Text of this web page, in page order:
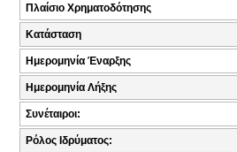
Πλαίσιο Χρηματοδότησης
Κατάσταση
Ημερομηνία Έναρξης
Ημερομηνία Λήξης
Συνέταιροι:
Ρόλος Ιδρύματος: